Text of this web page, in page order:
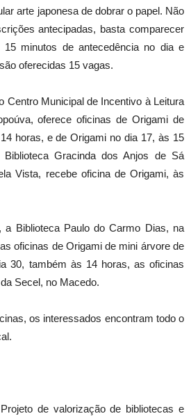
arte japonesa de dobrar o papel. Não
antecipadas, basta comparecer
minutos de antecedência no dia e
oferecidas 15 vagas.
Centro Municipal de Incentivo à Leitura
oferece oficinas de Origami de
horas, e de Origami no dia 17, às 15
Gracinda dos Anjos de Sá
Vista, recebe oficina de Origami, às
a Biblioteca Paulo do Carmo Dias, na
oficinas de Origami de mini árvore de
30, também às 14 horas, as oficinas
Secel, no Macedo.
os interessados encontram todo o
de valorização de bibliotecas e